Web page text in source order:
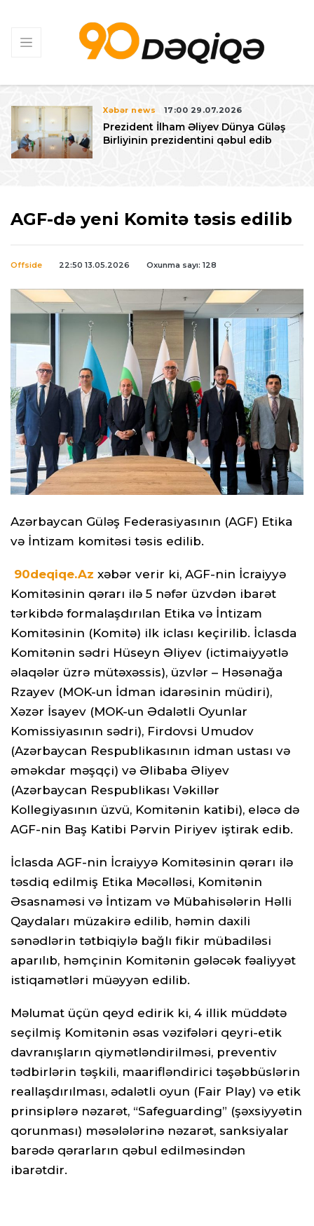
Xəbər news 17:00 29.07.2026
Prezident İlham Əliyev Dünya Güləş
Birliyinin prezidentini qəbul edib
AGF-də yeni Komitə təsis edilib
Offside 22:50 13.05.2026 Oxunma sayı: 128
Azərbaycan Güləş Federasiyasının (AGF) Etika
və İntizam komitəsi təsis edilib.
90deqiqe.Az xəbər verir ki, AGF-nin İcraiyyə
Komitəsinin qərarı ilə 5 nəfər üzvdən ibarət
tərkibdə formalaşdırılan Etika və İntizam
Komitəsinin (Komitə) ilk iclası keçirilib. İclasda
Komitənin sədri Hüseyn Əliyev (ictimaiyyətlə
əlaqələr üzrə mütəxəssis), üzvlər – Həsənağa
Rzayev (MOK-un İdman idarəsinin müdiri),
Xəzər İsayev (MOK-un Ədalətli Oyunlar
Komissiyasının sədri), Firdovsi Umudov
(Azərbaycan Respublikasının idman ustası və
əməkdar məşqçi) və Əlibaba Əliyev
(Azərbaycan Respublikası Vəkillər
Kollegiyasının üzvü, Komitənin katibi), eləcə də
AGF-nin Baş Katibi Pərvin Piriyev iştirak edib.
İclasda AGF-nin İcraiyyə Komitəsinin qərarı ilə
təsdiq edilmiş Etika Məcəlləsi, Komitənin
Əsasnaməsi və İntizam və Mübahisələrin Həlli
Qaydaları müzakirə edilib, həmin daxili
sənədlərin tətbiqiylə bağlı fikir mübadiləsi
aparılıb, həmçinin Komitənin gələcək fəaliyyət
istiqamətləri müəyyən edilib.
Məlumat üçün qeyd edirik ki, 4 illik müddətə
seçilmiş Komitənin əsas vəzifələri qeyri-etik
davranışların qiymətləndirilməsi, preventiv
tədbirlərin təşkili, maarifləndirici təşəbbüslərin
reallaşdırılması, ədalətli oyun (Fair Play) və etik
prinsiplərə nəzarət, “Safeguarding” (şəxsiyyətin
qorunması) məsələlərinə nəzarət, sanksiyalar
barədə qərarların qəbul edilməsindən
ibarətdir.